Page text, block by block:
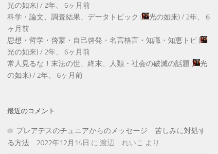
光の如来) / 2年、 6ヶ月前
科学・論文、調査結果、データトピック ( 光の如来) / 2年、 6
ヶ月前
思想・哲学・啓蒙・自己啓発・名言格言・知識・知恵トピ (
光の如来) / 2年、 6ヶ月前
常人見るな！末法の世、終末、人類・社会の破滅の話題 (
光
の如来) / 2年、 6ヶ月前
最近のコメント
プレアデスのチュニアからのメッセージ 苦しみに対処す
る方法 2022年12月14日 に 渡辺 れいこ より